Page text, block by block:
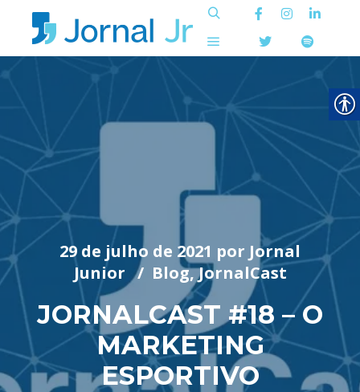
29 de julho de 2021 por Jornal
Junior
Blog,JornalCast
JORNALCAST #18 – O
MARKETING
ESPORTIVO